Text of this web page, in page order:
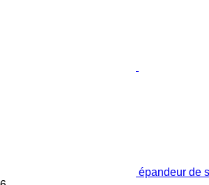
épandeur de